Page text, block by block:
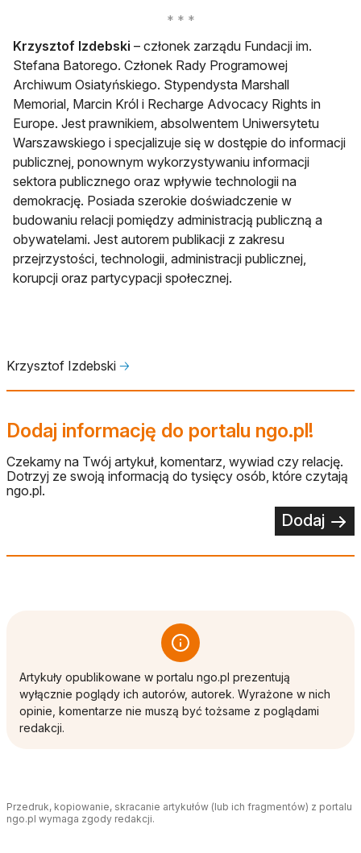
Krzysztof Izdebski – członek zarządu Fundacji im.
Stefana Batorego. Członek Rady Programowej
Archiwum Osiatyńskiego. Stypendysta Marshall
Memorial, Marcin Król i Recharge Advocacy Rights in
Europe. Jest prawnikiem, absolwentem Uniwersytetu
Warszawskiego i specjalizuje się w dostępie do informacji
publicznej, ponownym wykorzystywaniu informacji
sektora publicznego oraz wpływie technologii na
demokrację. Posiada szerokie doświadczenie w
budowaniu relacji pomiędzy administracją publiczną a
obywatelami. Jest autorem publikacji z zakresu
przejrzystości, technologii, administracji publicznej,
korupcji oraz partycypacji społecznej.
Krzysztof Izdebski 🡢
Dodaj informację do portalu ngo.pl!
Czekamy na Twój artykuł, komentarz, wywiad czy relację.
Dotrzyj ze swoją informacją do tysięcy osób, które czytają
ngo.pl.
Dodaj
Artykuły opublikowane w portalu ngo.pl prezentują
wyłącznie poglądy ich autorów, autorek. Wyrażone w nich
opinie, komentarze nie muszą być tożsame z poglądami
redakcji.
Przedruk, kopiowanie, skracanie artykułów (lub ich fragmentów) z portalu
ngo.pl wymaga zgody redakcji.